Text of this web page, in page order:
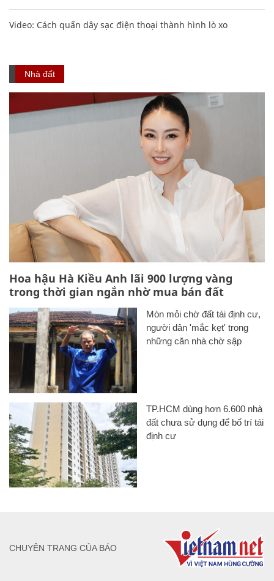
Video: Cách quấn dây sạc điện thoại thành hình lò xo
Nhà đất
Hoa hậu Hà Kiều Anh lãi 900 lượng vàng
trong thời gian ngắn nhờ mua bán đất
Mòn mỏi chờ đất tái định cư,
người dân 'mắc kẹt' trong
những căn nhà chờ sập
TP.HCM dùng hơn 6.600 nhà
đất chưa sử dụng để bố trí tái
định cư
CHUYÊN TRANG CỦA BÁO